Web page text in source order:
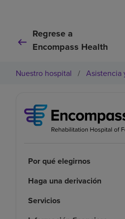
Regrese a
Encompass Health
Nuestro hospital / Asistencia
Por qué elegirnos
Haga una derivación
Servicios